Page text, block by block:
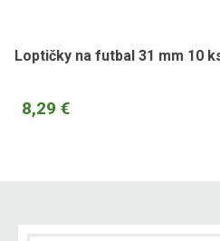
Loptičky na futbal 31 mm 10
8,29 €